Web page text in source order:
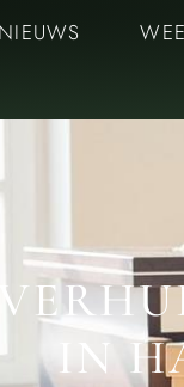
NIEUWS
IN